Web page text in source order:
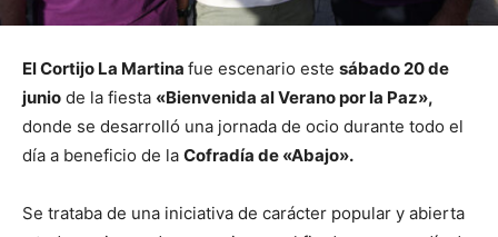
El Cortijo La Martina fue escenario este sábado 20 de
junio de la fiesta «Bienvenida al Verano por la Paz»,
donde se desarrolló una jornada de ocio durante todo el
día a beneficio de la Cofradía de «Abajo».
Se trataba de una iniciativa de carácter popular y abierta